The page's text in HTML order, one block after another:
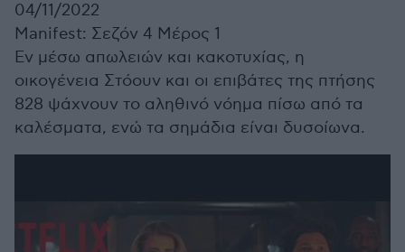
04/11/2022
Manifest: Σεζόν 4 Μέρος 1
Εν μέσω απωλειών και κακοτυχίας, η
οικογένεια Στόουν και οι επιβάτες της πτήσης
828 ψάχνουν το αληθινό νόημα πίσω από τα
καλέσματα, ενώ τα σημάδια είναι δυσοίωνα.